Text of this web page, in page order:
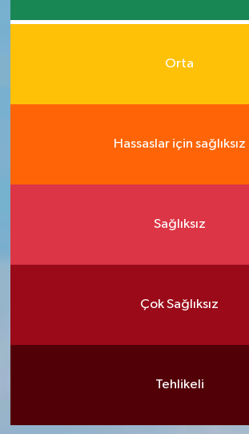
Orta
Hassaslar için sağlıksız
Sağlıksız
Çok Sağlıksız
Tehlikeli